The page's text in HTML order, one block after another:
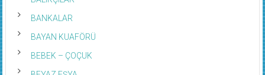
BALIKÇILAR
BANKALAR
BAYAN KUAFÖRÜ
BEBEK – ÇOÇUK